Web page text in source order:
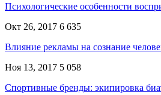
Психологические особенности
Окт 26, 2017 6 635
Влияние рекламы на сознание
Ноя 13, 2017 5 058
Спортивные бренды: экипировка